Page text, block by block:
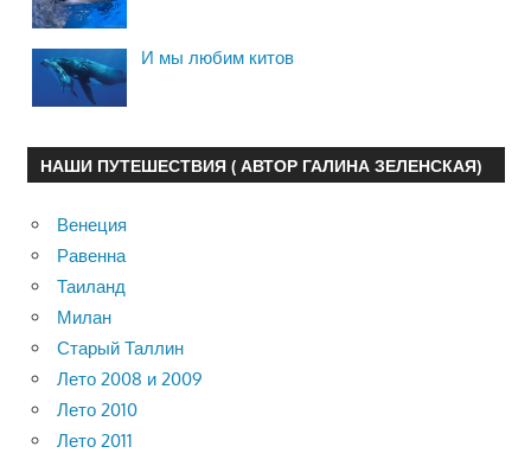
И мы любим китов
НАШИ ПУТЕШЕСТВИЯ ( АВТОР ГАЛИНА ЗЕЛЕНСКАЯ)
Венеция
Равенна
Таиланд
Милан
Старый Таллин
Лето 2008 и 2009
Лето 2010
Лето 2011